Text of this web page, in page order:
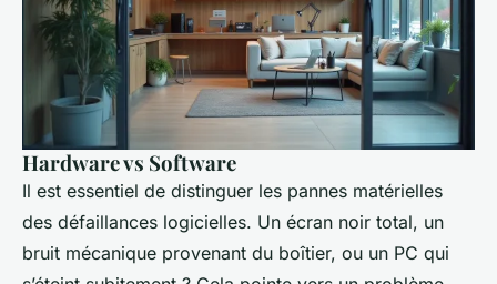
Hardware vs Software
Il est essentiel de distinguer les pannes matérielles
des défaillances logicielles. Un écran noir total, un
bruit mécanique provenant du boîtier, ou un PC qui